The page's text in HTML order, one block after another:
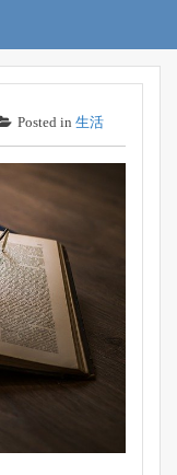
Posted in 生活